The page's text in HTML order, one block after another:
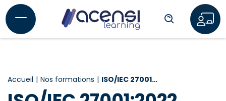
Recherche
Accueil Nos formations ISO/IEC 27001:2022 Foundation